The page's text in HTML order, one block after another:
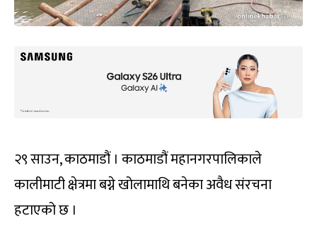
२९ साउन, काठमाडौं । काठमाडौं महानगरपालिकाले
कालीमाटी क्षेत्रमा बग्ने खोलामाथि बनेका अवैध संरचना
हटाएको छ ।